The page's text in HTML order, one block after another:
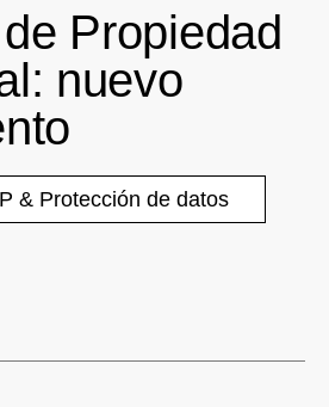
Propiedad
nuevo
& Protección de datos